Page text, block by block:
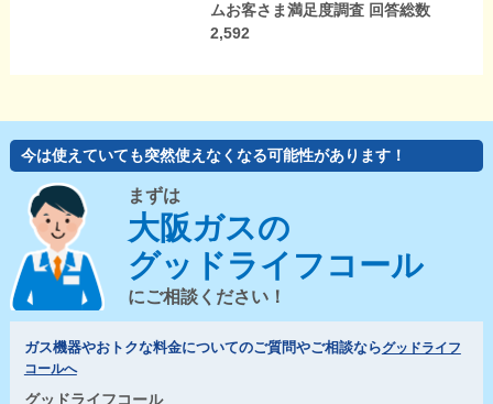
ムお客さま満足度調査 回答総数
2,592
今は使えていても突然使えなくなる可能性があります！
まずは
大阪ガスの
グッドライフコール
にご相談ください！
ガス機器やおトクな料金についてのご質問やご相談ならグッドライフ
コールへ
グッドライフコール